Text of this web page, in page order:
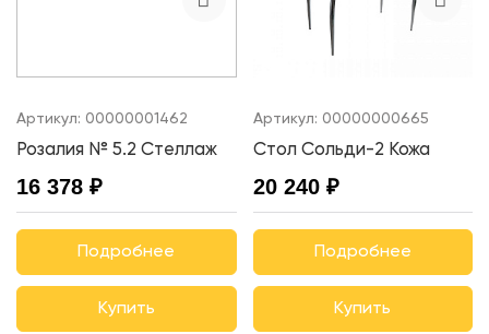
Артикул: 00000001462
Розалия № 5.2 Стеллаж
16 378 ₽
Подробнее
Купить
Артикул: 00000000665
Стол Сольди-2 Кожа
20 240 ₽
Подробнее
Купить